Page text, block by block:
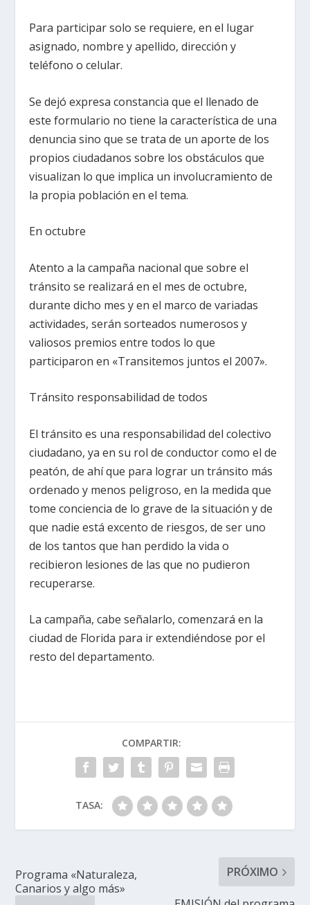
Para participar solo se requiere, en el lugar
asignado, nombre y apellido, dirección y
teléfono o celular.
Se dejó expresa constancia que el llenado de
este formulario no tiene la característica de una
denuncia sino que se trata de un aporte de los
propios ciudadanos sobre los obstáculos que
visualizan lo que implica un involucramiento de
la propia población en el tema.
En octubre
Atento a la campaña nacional que sobre el
tránsito se realizará en el mes de octubre,
durante dicho mes y en el marco de variadas
actividades, serán sorteados numerosos y
valiosos premios entre todos lo que
participaron en «Transitemos juntos el 2007».
Tránsito responsabilidad de todos
El tránsito es una responsabilidad del colectivo
ciudadano, ya en su rol de conductor como el de
peatón, de ahí que para lograr un tránsito más
ordenado y menos peligroso, en la medida que
tome conciencia de lo grave de la situación y de
que nadie está excento de riesgos, de ser uno
de los tantos que han perdido la vida o
recibieron lesiones de las que no pudieron
recuperarse.
La campaña, cabe señalarlo, comenzará en la
ciudad de Florida para ir extendiéndose por el
resto del departamento.
COMPARTIR:
TASA:
Programa «Naturaleza,
Canarios y algo más»
PRÓXIMO